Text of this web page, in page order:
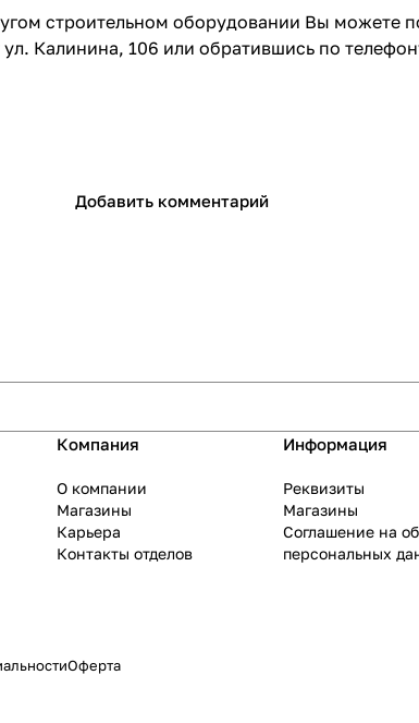
строительном оборудовании Вы можете
Калинина, 106 или обратившись по
Добавить комментарий
Компания
О компании
Магазины
Карьера
Контакты отделов
Информация
Реквизиты
Магазины
Соглашение на
персональных
Оферта